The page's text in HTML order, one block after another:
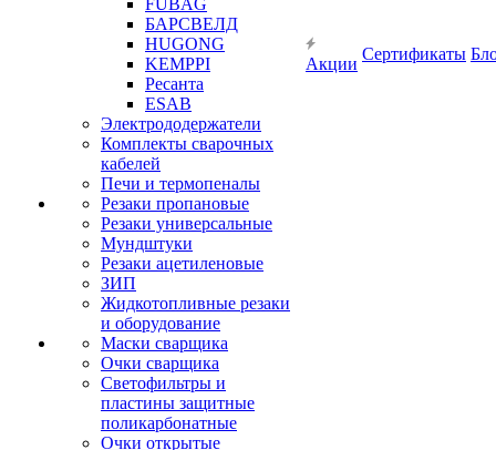
FUBAG
БАРСВЕЛД
HUGONG
KEMPPI
Ресанта
ESAB
Электрододержатели
Комплекты сварочных
кабелей
Печи и термопеналы
Резаки пропановые
Резаки универсальные
Мундштуки
Резаки ацетиленовые
ЗИП
Жидкотопливные резаки
и оборудование
Маски сварщика
Очки сварщика
Светофильтры и
пластины защитные
поликарбонатные
Очки открытые
Акции
Сертификаты